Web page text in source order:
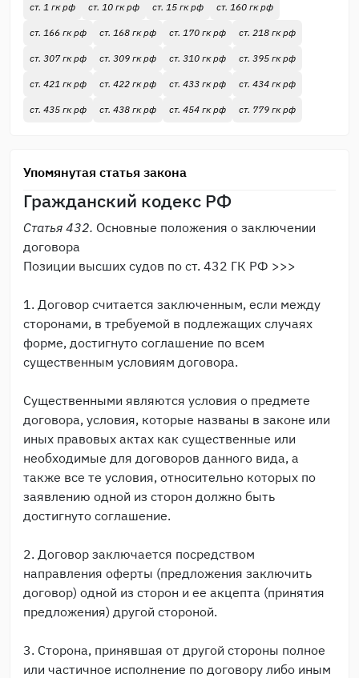
ст. 1 гк рф ст. 10 гк рф ст. 15 гк рф ст. 160 гк рф
ст. 166 гк рф ст. 168 гк рф ст. 170 гк рф ст. 218 гк рф
ст. 307 гк рф ст. 309 гк рф ст. 310 гк рф ст. 395 гк рф
ст. 421 гк рф ст. 422 гк рф ст. 433 гк рф ст. 434 гк рф
ст. 435 гк рф ст. 438 гк рф ст. 454 гк рф ст. 779 гк рф
Упомянутая статья закона
Гражданский кодекс РФ
Статья 432. Основные положения о заключении
договора
Позиции высших судов по ст. 432 ГК РФ >>>
1. Договор считается заключенным, если между
сторонами, в требуемой в подлежащих случаях
форме, достигнуто соглашение по всем
существенным условиям договора.
Существенными являются условия о предмете
договора, условия, которые названы в законе или
иных правовых актах как существенные или
необходимые для договоров данного вида, а
также все те условия, относительно которых по
заявлению одной из сторон должно быть
достигнуто соглашение.
2. Договор заключается посредством
направления оферты (предложения заключить
договор) одной из сторон и ее акцепта (принятия
предложения) другой стороной.
3. Сторона, принявшая от другой стороны полное
или частичное исполнение по договору либо иным